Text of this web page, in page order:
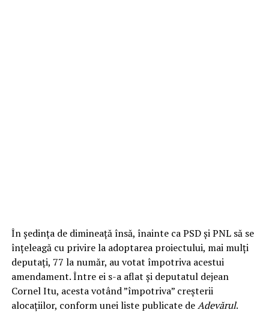
În şedinţa de dimineaţă însă, înainte ca PSD şi PNL să se
înţeleagă cu privire la adoptarea proiectului, mai mulţi
deputaţi, 77 la număr, au votat împotriva acestui
amendament. Între ei s-a aflat și deputatul dejean
Cornel Itu, acesta votând ”împotriva” creșterii
alocațiilor, conform unei liste publicate deAdevărul.